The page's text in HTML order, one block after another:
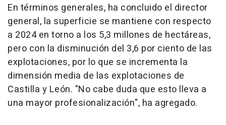
En términos generales, ha concluido el director
general, la superficie se mantiene con respecto
a 2024 en torno a los 5,3 millones de hectáreas,
pero con la disminución del 3,6 por ciento de las
explotaciones, por lo que se incrementa la
dimensión media de las explotaciones de
Castilla y León. "No cabe duda que esto lleva a
una mayor profesionalización", ha agregado.